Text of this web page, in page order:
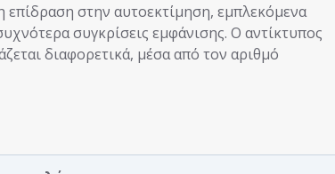
επίδραση στην αυτοεκτίμηση, εμπλεκόμενα
συγκρίσεις εμφάνισης. Ο αντίκτυπος
διαφορετικά, μέσα από τον αριθμό